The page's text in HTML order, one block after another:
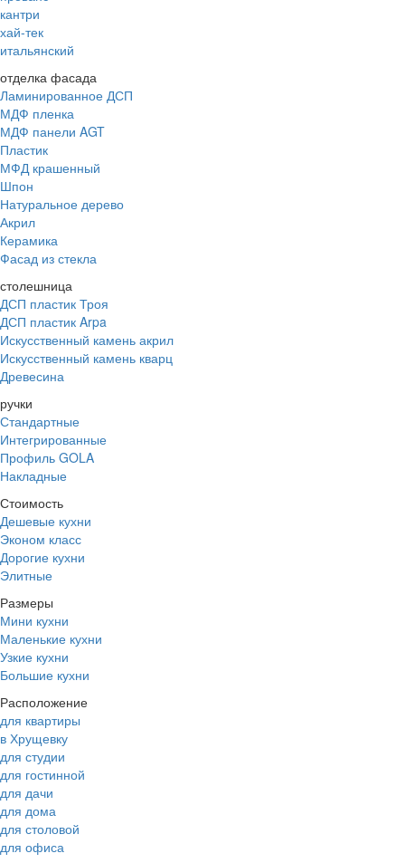
кантри
хай-тек
итальянский
отделка фасада
Ламинированное ДСП
МДФ пленка
МДФ панели AGT
Пластик
МФД крашенный
Шпон
Натуральное дерево
Акрил
Керамика
Фасад из стекла
столешница
ДСП пластик Троя
ДСП пластик Arpa
Искусственный камень акрил
Искусственный камень кварц
Древесина
ручки
Стандартные
Интегрированные
Профиль GOLA
Накладные
Стоимость
Дешевые кухни
Эконом класс
Дорогие кухни
Элитные
Размеры
Мини кухни
Маленькие кухни
Узкие кухни
Большие кухни
Расположение
для квартиры
в Хрущевку
для студии
для гостинной
для дачи
для дома
для столовой
для офиса